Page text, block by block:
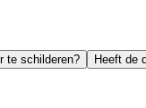
te schilderen? Heeft de